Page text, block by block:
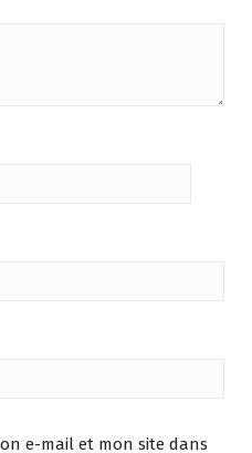
e-mail et mon site dans